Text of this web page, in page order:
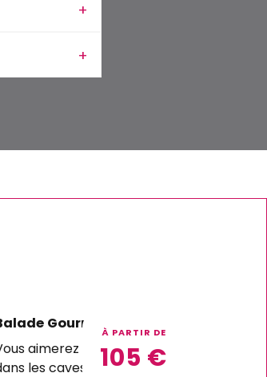
À PARTIR DE
105 €
Gourmande
aimerez Les illuminations
les caves de tuffeau